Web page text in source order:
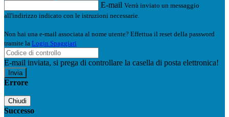
E-mail Verrà inviato un messaggio
all'indirizzo indicato con le istruzioni necessarie.
Non hai una e-mail associata al nome utente? Effettua il reset della password
tramite la Login Spaggiari
E-mail inviata, si prega di controllare la casella di posta elettronica!
Errore
Chiudi
Successo